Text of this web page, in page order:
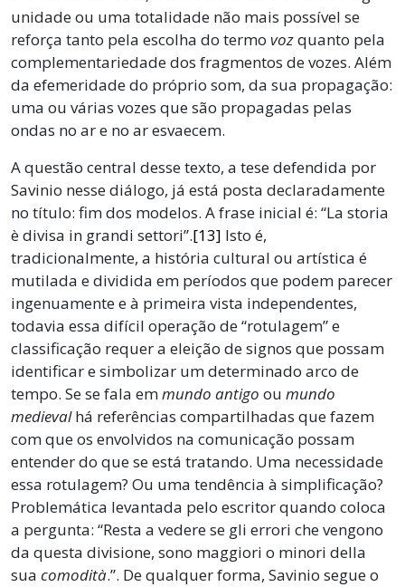
unidade ou uma totalidade não mais possível se
reforça tanto pela escolha do termo vozquanto pela
complementariedade dos fragmentos de vozes. Além
da efemeridade do próprio som, da sua propagação:
uma ou várias vozes que são propagadas pelas
ondas no ar e no ar esvaecem.
A questão central desse texto, a tese defendida por
Savinio nesse diálogo, já está posta declaradamente
no título: fim dos modelos. A frase inicial é: “La storia
è divisa in grandi settori”.[13] Isto é,
tradicionalmente, a história cultural ou artística é
mutilada e dividida em períodos que podem parecer
ingenuamente e à primeira vista independentes,
todavia essa difícil operação de “rotulagem” e
classificação requer a eleição de signos que possam
identificar e simbolizar um determinado arco de
tempo. Se se fala emmundo antigo ou mundo
medievalhá referências compartilhadas que fazem
com que os envolvidos na comunicação possam
entender do que se está tratando. Uma necessidade
essa rotulagem? Ou uma tendência à simplificação?
Problemática levantada pelo escritor quando coloca
a pergunta: “Resta a vedere se gli errori che vengono
da questa divisione, sono maggiori o minori della
sua comodità.”. De qualquer forma, Savinio segue o